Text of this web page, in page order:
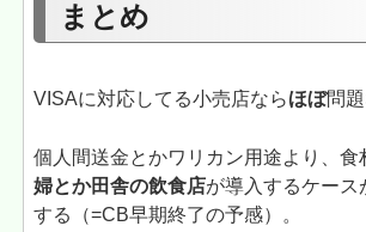
まとめ
VISAに対応してる小売店ならほぼ問
個人間送金とかワリカン用途より、食
婦とか田舎の飲食店が導入するケース
する（=CB早期終了の予感）。